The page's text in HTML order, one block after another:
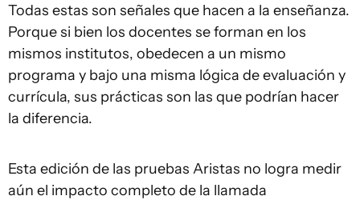
Todas estas son señales que hacen a la enseñanza.
Porque si bien los docentes se forman en los
mismos institutos, obedecen a un mismo
programa y bajo una misma lógica de evaluación y
currícula, sus prácticas son las que podrían hacer
la diferencia.
Esta edición de las pruebas Aristas no logra medir
aún el impacto completo de la llamada